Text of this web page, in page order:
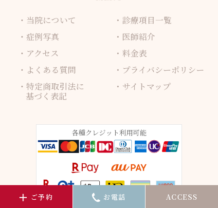
当院について
診療項目一覧
症例写真
医師紹介
アクセス
料金表
よくある質問
プライバシーポリシー
特定商取引法に
基づく表記
サイトマップ
各種クレジット利用可能
ご予約 お電話 ACCESS